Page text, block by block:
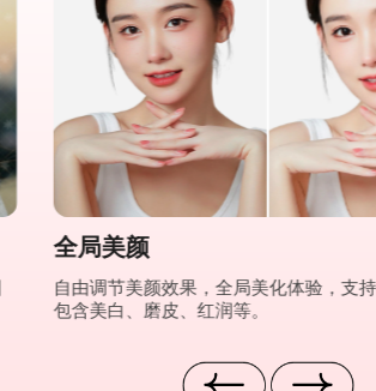
全局美颜
自由调节美颜效果，全局美化体验，支
包含美白、磨皮、红润等。